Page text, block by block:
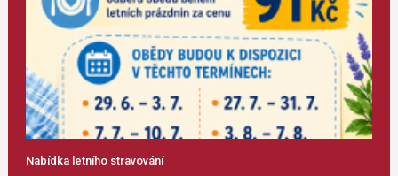
Nabídka letního stravování